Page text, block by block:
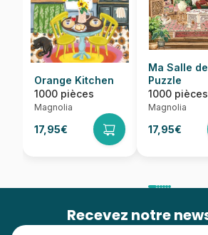
Orange Kitchen
1000 pièces
Magnolia
17,95€
Ma Salle de
Puzzle
1000 pièces
Magnolia
17,95€
Recevez notre